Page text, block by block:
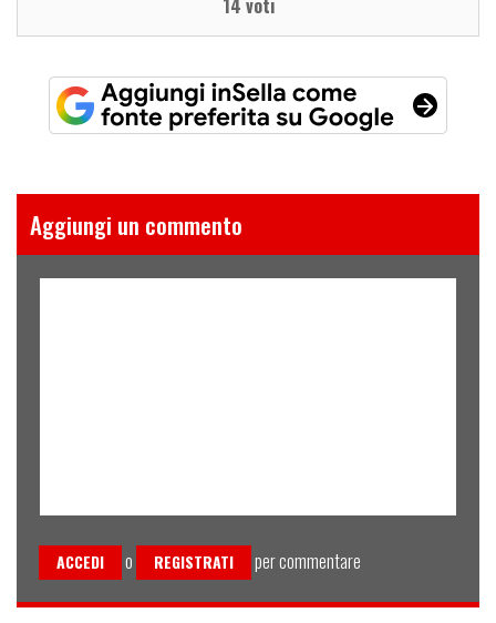
14 voti
Aggiungi un commento
ACCEDI o REGISTRATI per commentare